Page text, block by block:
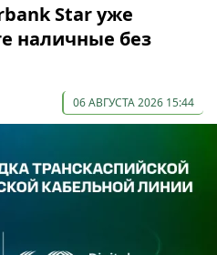
Star уже
наличные без
06 АВГУСТА 2026 15:44